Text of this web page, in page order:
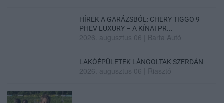
HÍREK A GARÁZSBÓL: CHERY TIGGO 9
PHEV LUXURY – A KÍNAI PR...
2026. augusztus 06 Barta Autó
LAKÓÉPÜLETEK LÁNGOLTAK SZERDÁN
2026. augusztus 06 Riasztó